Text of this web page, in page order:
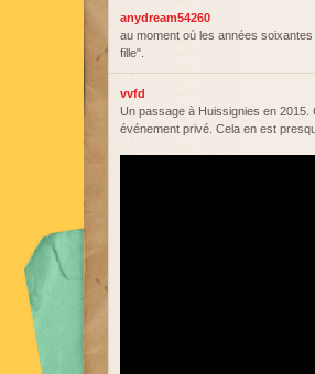
anydream54260
au moment où les années
fille".
vvfd
Un passage à Huissignies en
événement privé. Cela en est